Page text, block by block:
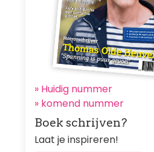
» Huidig nummer
» komend nummer
Boek schrijven?
Laat je inspireren!